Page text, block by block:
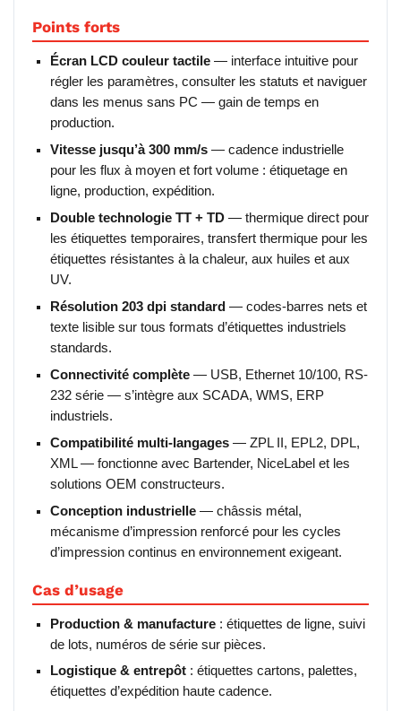
Points forts
Écran LCD couleur tactile — interface intuitive pour
régler les paramètres, consulter les statuts et naviguer
dans les menus sans PC — gain de temps en
production.
Vitesse jusqu’à 300 mm/s — cadence industrielle
pour les flux à moyen et fort volume : étiquetage en
ligne, production, expédition.
Double technologie TT + TD — thermique direct pour
les étiquettes temporaires, transfert thermique pour les
étiquettes résistantes à la chaleur, aux huiles et aux
UV.
Résolution 203 dpi standard — codes-barres nets et
texte lisible sur tous formats d’étiquettes industriels
standards.
Connectivité complète — USB, Ethernet 10/100, RS-
232 série — s’intègre aux SCADA, WMS, ERP
industriels.
Compatibilité multi-langages — ZPL II, EPL2, DPL,
XML — fonctionne avec Bartender, NiceLabel et les
solutions OEM constructeurs.
Conception industrielle — châssis métal,
mécanisme d’impression renforcé pour les cycles
d’impression continus en environnement exigeant.
Cas d’usage
Production & manufacture : étiquettes de ligne, suivi
de lots, numéros de série sur pièces.
Logistique & entrepôt : étiquettes cartons, palettes,
étiquettes d’expédition haute cadence.